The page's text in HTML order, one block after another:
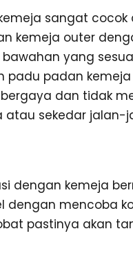
sangat
kemeja outer
yang
padu padan
dan tidak
atau sekedar jalan-
dengan kemeja
dengan mencoba
pastinya akan